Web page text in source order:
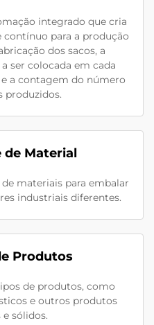
integrado que cria
contínuo para a produção
dos sacos, a
ser colocada em cada
e a contagem do número
produzidos.
de Material
materiais para embalar
industriais diferentes.
Produtos
de produtos, como
e outros produtos
sólidos.